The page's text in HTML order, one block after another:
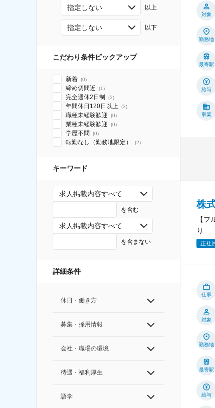
指定しない 以上
指定しない 以下
こだわり条件ピックアップ
新着 (0)
締め切間近 (1)
完全週休2日制 (3)
年間休日120日以上 (3)
職種未経験歓迎 (0)
業種未経験歓迎 (0)
学歴不問 (0)
転勤なし（勤務地限定） (2)
キーワード
求人掲載内容すべて
を含む
求人掲載内容すべて
を含まない
詳細条件
休日・働き方
募集・採用情報
会社・職場の環境
待遇・福利厚生
語学
対象
勤務地
最寄駅
給与
事業
株
【
り
正社
仕事
対象
勤務地
最寄駅
給与